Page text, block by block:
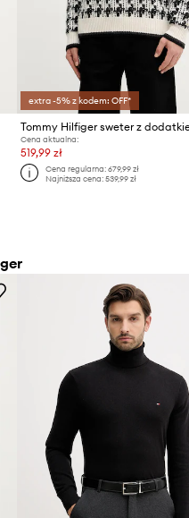
extra -5% z kodem: OFF*
Cena aktualna:
519,99 zł
Cena regularna: 679,99 zł
Najniższa cena: 539,99 zł